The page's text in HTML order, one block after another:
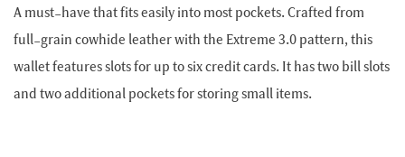
A must-have that fits easily into most pockets. Crafted from
full-grain cowhide leather with the Extreme 3.0 pattern, this
wallet features slots for up to six credit cards. It has two bill slots
and two additional pockets for storing small items.